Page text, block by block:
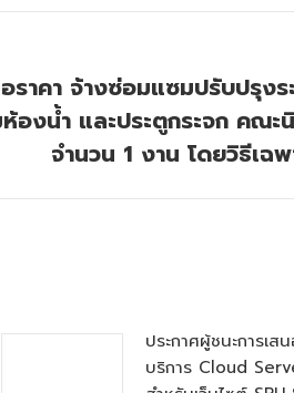
ราคา จ้างซ่อมแซมปรับปรุง
องน้ำ และประตูกระจก คณะ
จำนวน 1 งาน โดยวิธีเฉพ
ประกาศผู้ชนะการเส
บริการ Cloud